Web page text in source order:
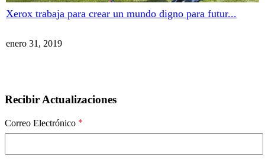
Xerox trabaja para crear un mundo digno para futur...
enero 31, 2019
Recibir Actualizaciones
Correo Electrónico *